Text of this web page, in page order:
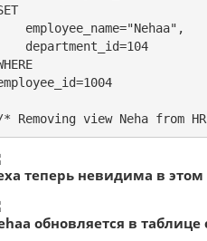
employee_name="Nehaa",
department_id=104
Removing view Neha from
теперь невидима в
обновляется в таблице